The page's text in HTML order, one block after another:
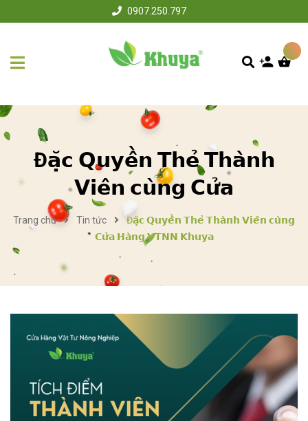
0907.250.797
Đ𝗮̣̆𝗰 𝗤𝘂𝘆𝗲̂̀𝗻 𝗧𝗵𝗲̉ 𝗧𝗵𝗮̀𝗻𝗵
𝗩𝗶𝗲̂𝗻 𝗰𝘂̀𝗻𝗴 𝗖𝘂̛̉𝗮
Trang chủ Tin tức
Đ𝗮̣̆𝗰 𝗤𝘂𝘆𝗲̂̀𝗻 𝗧𝗵𝗲̉ 𝗧𝗵𝗮̀𝗻𝗵 𝗩𝗶𝗲̂𝗻 𝗰𝘂̀𝗻𝗴
𝗖𝘂̛̉𝗮 𝗛𝗮̀𝗻𝗴 𝗩𝗧𝗡𝗡 𝗞𝗵𝘂𝘆𝗮